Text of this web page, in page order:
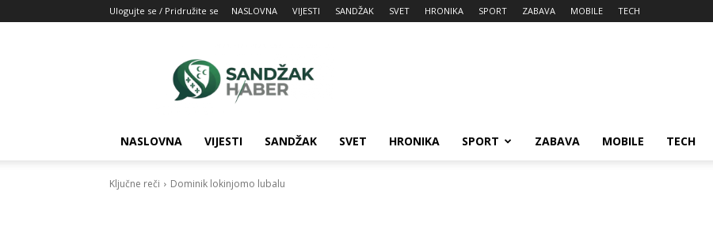
Ulogujte se / Pridružite se NASLOVNA VIJESTI SANDŽAK SVET HRONIKA SPORT ZABAVA MOBILE TECH
Vaš
izvor
NASLOVNA VIJESTI SANDŽAK SVET HRONIKA SPORT ZABAVA MOBILE TECH
Ključne reči Dominik lokinjomo lubalu